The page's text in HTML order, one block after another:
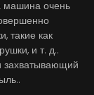
машина очень
такие как
и т. д..
захватывающий